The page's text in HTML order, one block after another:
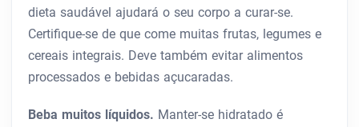
dieta saudável ajudará o seu corpo a curar-se.
Certifique-se de que come muitas frutas, legumes e
cereais integrais. Deve também evitar alimentos
processados ​​e bebidas açucaradas.
Beba muitos líquidos. Manter-se hidratado é